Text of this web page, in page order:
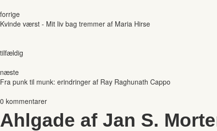
forrige
Kvinde værst - Mit liv bag tremmer af Maria Hirse
tilfældig
næste
Fra punk til munk: erindringer af Ray Raghunath Cappo
0 kommentarer
Ahlgade af Jan S.